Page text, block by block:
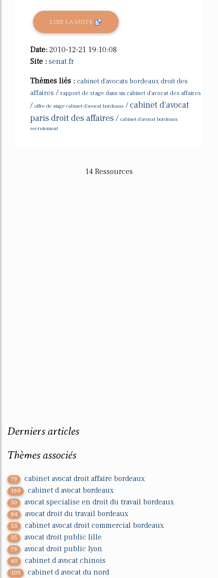
LIRE LA SUITE
Date: 2010-12-21 19:10:08
Site : senat.fr
Thèmes liés : cabinet d'avocats bordeaux droit des
affaires / rapport de stage dans un cabinet d'avocat des affaires
/ offre de stage cabinet d'avocat bordeaux /cabinet d'avocat
paris droit des affaires / cabinet d'avocat bordeaux
recrutement
14 Ressources
Derniers articles
Thèmes associés
79 cabinet avocat droit affaire bordeaux
169 cabinet d avocat bordeaux
30 avocat specialise en droit du travail bordeaux
84 avocat droit du travail bordeaux
55 cabinet avocat droit commercial bordeaux
35 avocat droit public lille
79 avocat droit public lyon
40 cabinet d avocat chinois
100 cabinet d avocat du nord